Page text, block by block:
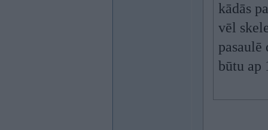
kādās
vēl
pasaulē
būtu ap